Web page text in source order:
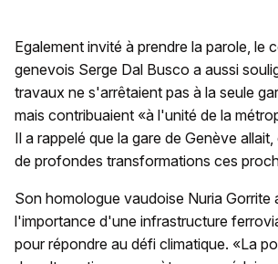
Egalement invité à prendre la parole, le
genevois Serge Dal Busco a aussi
travaux ne s'arrêtaient pas à la seule
mais contribuaient «à l'unité de la
Il a rappelé que la gare de Genève allait,
de profondes transformations ces
Son homologue vaudoise Nuria Gorrite
l'importance d'une infrastructure
pour répondre au défi climatique. «La